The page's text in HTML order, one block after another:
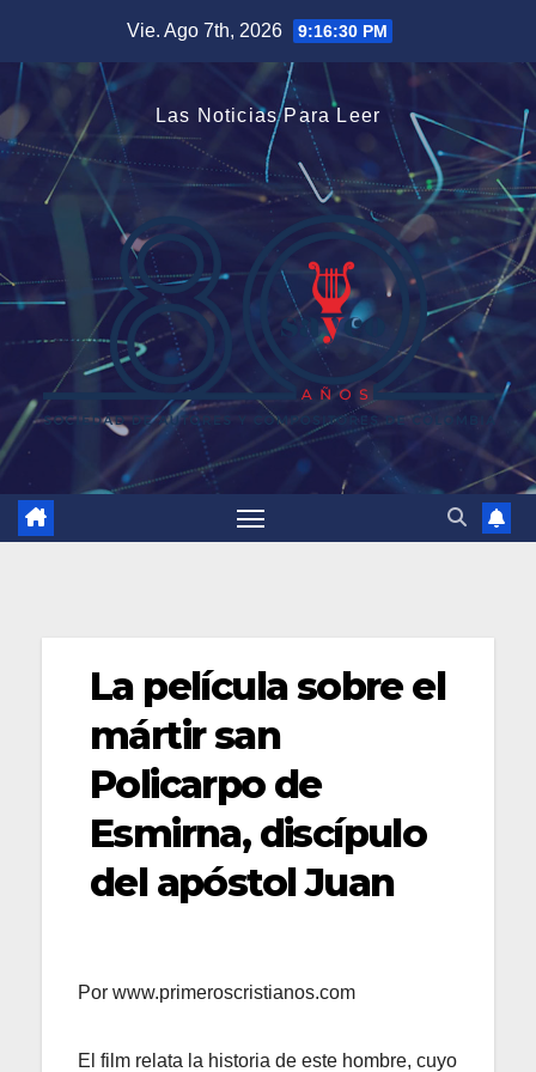
contenido
Vie. Ago 7th, 2026 9:16:31 PM
Las Noticias Para Leer
La película sobre el
mártir san
Policarpo de
Esmirna, discípulo
del apóstol Juan
Por www.primeroscristianos.com
El film relata la historia de este hombre, cuyo